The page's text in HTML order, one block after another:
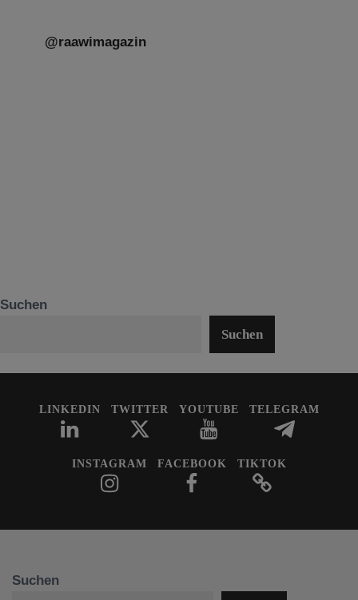
@raawimagazin
Suchen
Suchen
LINKEDIN TWITTER YOUTUBE TELEGRAM
INSTAGRAM FACEBOOK TIKTOK
Suchen